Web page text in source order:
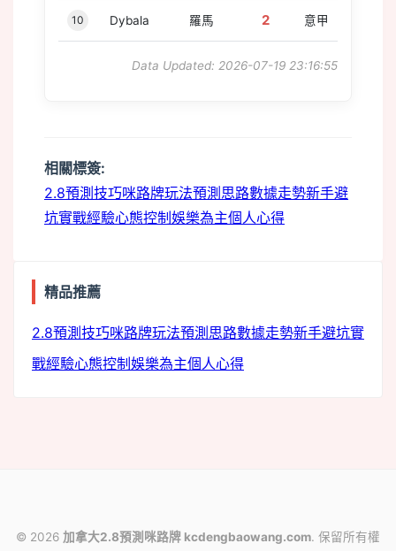
10 Dybala 羅馬 2 意甲
Data Updated: 2026-07-19 23:16:55
相關標簽:
2.8預測技巧咪路牌玩法預測思路數據走勢新手避
坑實戰經驗心態控制 娛樂為主個人心得
monitor
精品推薦
2.8預測技巧咪路牌玩法預測思路數據走勢新手避坑實
戰經驗心態控制 娛樂為主個人心得
© 2026 加拿大2.8預測咪路牌 kcdengbaowang.com. 保留所有權